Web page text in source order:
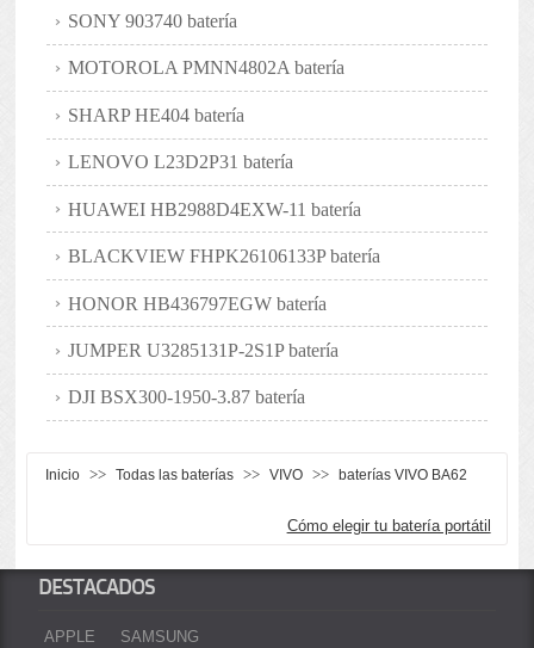
SONY 903740 batería
MOTOROLA PMNN4802A batería
SHARP HE404 batería
LENOVO L23D2P31 batería
HUAWEI HB2988D4EXW-11 batería
BLACKVIEW FHPK26106133P batería
HONOR HB436797EGW batería
JUMPER U3285131P-2S1P batería
DJI BSX300-1950-3.87 batería
Inicio >> Todas las baterías >> VIVO >> baterías VIVO BA62
Cómo elegir tu batería portátil
DESTACADOS
APPLE
SAMSUNG